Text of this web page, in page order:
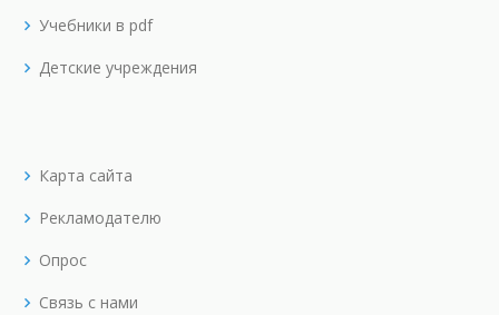
Учебники в pdf
Детские учреждения
Карта сайта
Рекламодателю
Опрос
Связь с нами